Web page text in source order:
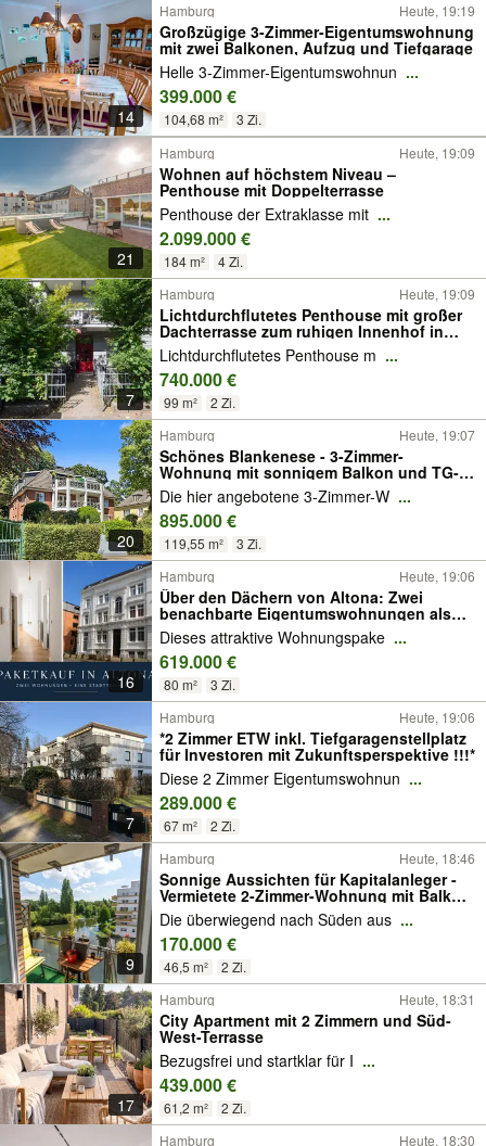
14
Hamburg Heute, 19:19
Großzügige 3-Zimmer-Eigentumswohnung
mit zwei Balkonen, Aufzug und Tiefgarage
Helle 3-Zimmer-Eigentumswohnun ...
399.000 €
104,68 m² 3 Zi.
21
Hamburg Heute, 19:09
Wohnen auf höchstem Niveau –
Penthouse mit Doppelterrasse
Penthouse der Extraklasse mit ...
2.099.000 €
184 m² 4 Zi.
7
Hamburg Heute, 19:09
Lichtdurchflutetes Penthouse mit großer
Dachterrasse zum ruhigen Innenhof in
Hamburg-Eppendorf!
Lichtdurchflutetes Penthouse m ...
740.000 €
99 m² 2 Zi.
20
Hamburg Heute, 19:07
Schönes Blankenese - 3-Zimmer-
Wohnung mit sonnigem Balkon und TG-
Stellplatz in exzellenter Lage
Die hier angebotene 3-Zimmer-W ...
895.000 €
119,55 m² 3 Zi.
16
Hamburg Heute, 19:06
Über den Dächern von Altona: Zwei
benachbarte Eigentumswohnungen als
exklusives Gesamtpaket
Dieses attraktive Wohnungspake ...
619.000 €
80 m² 3 Zi.
7
Hamburg Heute, 19:06
*2 Zimmer ETW inkl. Tiefgaragenstellplatz
für Investoren mit Zukunftsperspektive !!!*
Diese 2 Zimmer Eigentumswohnun ...
289.000 €
67 m² 2 Zi.
9
Hamburg Heute, 18:46
Sonnige Aussichten für Kapitalanleger -
Vermietete 2-Zimmer-Wohnung mit Balkon
und Kanalblick
Die überwiegend nach Süden aus ...
170.000 €
46,5 m² 2 Zi.
17
Hamburg Heute, 18:31
City Apartment mit 2 Zimmern und Süd-
West-Terrasse
Bezugsfrei und startklar für I ...
439.000 €
61,2 m²
2 Zi.
Hamburg
Heute, 18:30